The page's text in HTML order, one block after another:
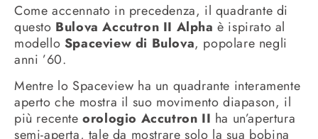
Come accennato in precedenza, il quadrante di
questo Bulova Accutron II Alpha è ispirato al
modello Spaceview di Bulova, popolare negli
anni ’60.
Mentre lo Spaceview ha un quadrante interamente
aperto che mostra il suo movimento diapason, il
più recenteorologio Accutron II ha un’apertura
semi-aperta, tale da mostrare solo la sua bobina